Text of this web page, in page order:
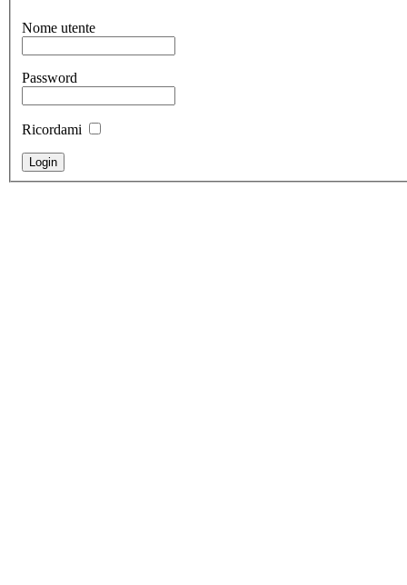
Nome utente
Password
Ricordami